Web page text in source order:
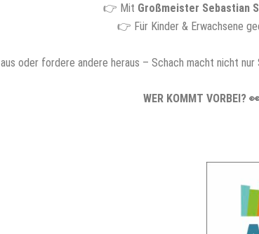
👉 Mit Großmeister Sebastian
👉 Für Kinder & Erwachsene
oder fordere andere heraus – Schach macht nicht
WER KOMMT VORBEI?